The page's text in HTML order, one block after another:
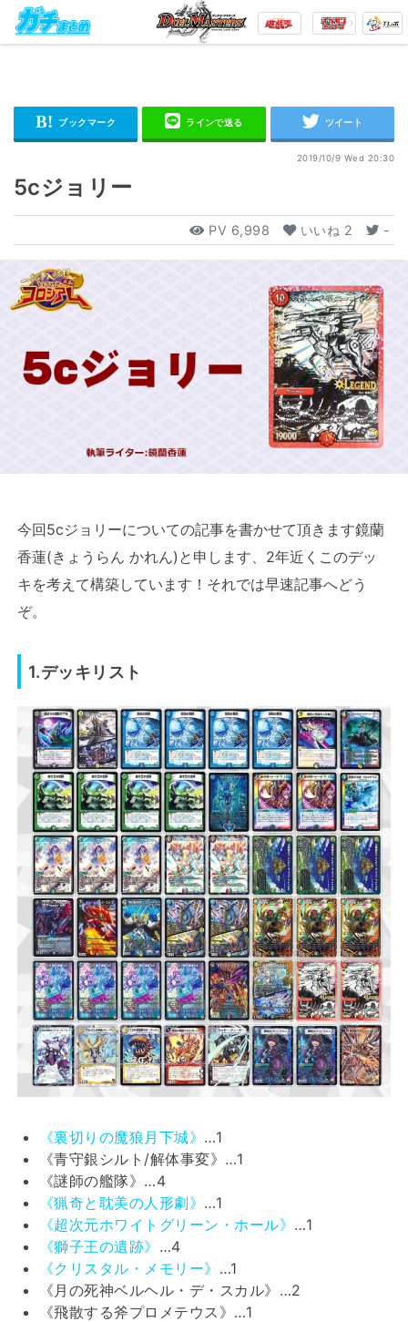
2019/10/9 Wed 20:30
5cジョリー
PV 6,998 いいね 2 -
今回5cジョリーについての記事を書かせて頂きます鏡蘭
香蓮(きょうらん かれん)と申します、2年近くこのデッ
キを考えて構築しています！それでは早速記事へどう
ぞ。
1.デッキリスト
《裏切りの魔狼月下城》 …1
《青守銀シルト/解体事変》…1
《謎師の艦隊》…4
《猟奇と耽美の人形劇》 …1
《超次元ホワイトグリーン・ホール》 …1
《獅子王の遺跡》 …4
《クリスタル・メモリー》 …1
《月の死神ベルヘル・デ・スカル》…2
《飛散する斧プロメテウス》…1